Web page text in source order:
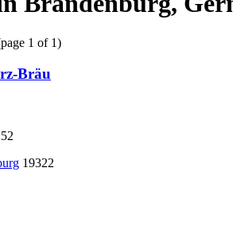
1 of 1)
Bräu
19322